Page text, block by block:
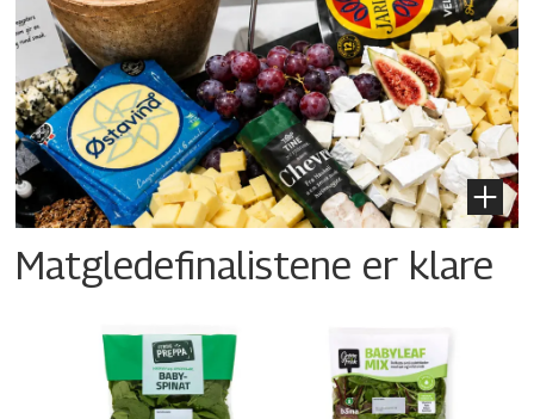
Matgledefinalistene er klare